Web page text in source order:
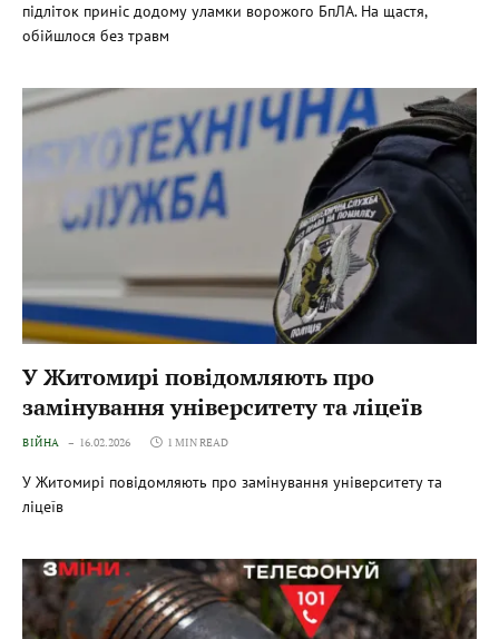
підліток приніс додому уламки ворожого БпЛА. На щастя,
обійшлося без травм
У Житомирі повідомляють про
замінування університету та ліцеїв
ВІЙНА 16.02.2026 1 MIN READ
У Житомирі повідомляють про замінування університету та
ліцеїв